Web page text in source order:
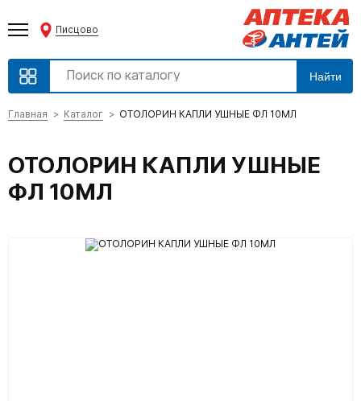
Писцово
Найти
Главная Каталог ОТОЛОРИН КАПЛИ УШНЫЕ ФЛ 10МЛ
ОТОЛОРИН КАПЛИ УШНЫЕ
ФЛ 10МЛ